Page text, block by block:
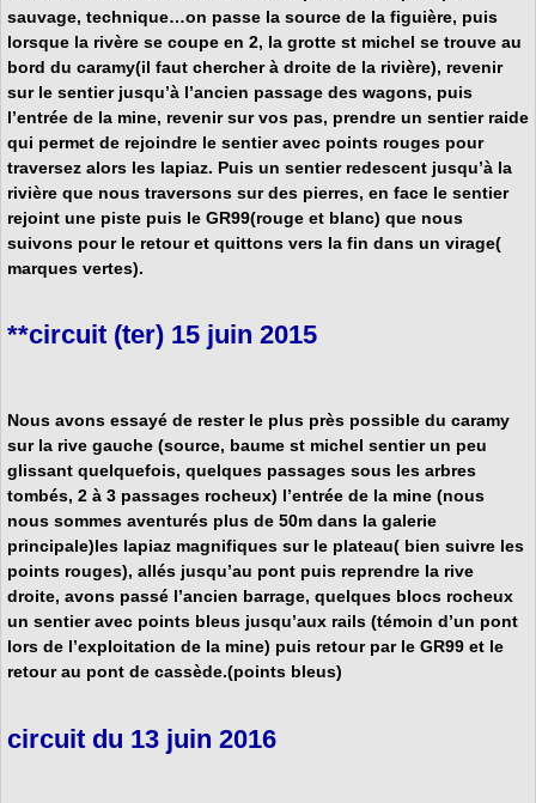
sauvage, technique…on passe la source de la figuière, puis
lorsque la rivère se coupe en 2, la grotte st michel se trouve au
bord du caramy(il faut chercher à droite de la rivière), revenir
sur le sentier jusqu’à l’ancien passage des wagons, puis
l’entrée de la mine, revenir sur vos pas, prendre un sentier raide
qui permet de rejoindre le sentier avec points rouges pour
traversez alors les lapiaz. Puis un sentier redescent jusqu’à la
rivière que nous traversons sur des pierres, en face le sentier
rejoint une piste puis le GR99(rouge et blanc) que nous
suivons pour le retour et quittons vers la fin dans un virage(
marques vertes).
**circuit (ter) 15 juin 2015
Nous avons essayé de rester le plus près possible du caramy
sur la rive gauche (source, baume st michel sentier un peu
glissant quelquefois, quelques passages sous les arbres
tombés, 2 à 3 passages rocheux) l’entrée de la mine (nous
nous sommes aventurés plus de 50m dans la galerie
principale)les lapiaz magnifiques sur le plateau( bien suivre les
points rouges), allés jusqu’au pont puis reprendre la rive
droite, avons passé l’ancien barrage, quelques blocs rocheux
un sentier avec points bleus jusqu’aux rails (témoin d’un pont
lors de l’exploitation de la mine) puis retour par le GR99 et le
retour au pont de cassède.(points bleus)
circuit du 13 juin 2016